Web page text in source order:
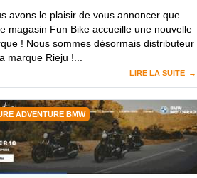
avons le plaisir de vous annoncer que
magasin Fun Bike accueille une nouvelle
! Nous sommes désormais distributeur
marque Rieju !...
LIRE LA SUITE
ADVENTURE BMW